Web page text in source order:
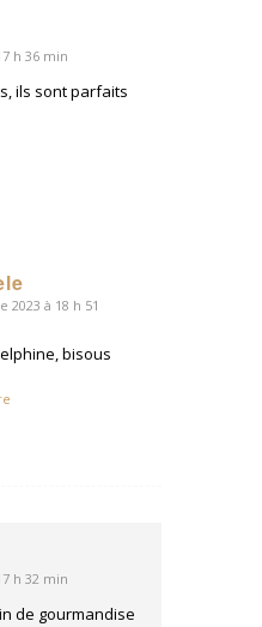
h 36 min
ils sont parfaits
2023 à 18 h 51
bisous
h 32 min
de gourmandise